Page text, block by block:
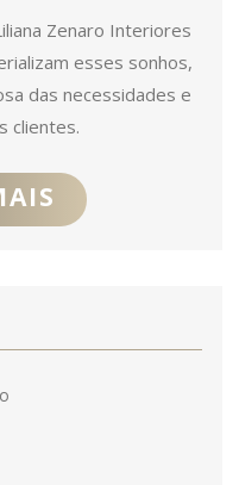
Zenaro Interiores
esses sonhos,
das necessidades e
clientes.